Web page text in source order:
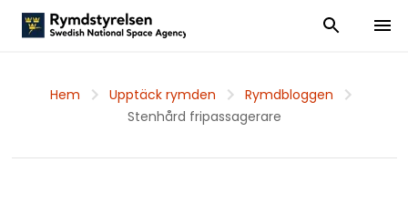
Visa och dölj
Visa
Hem Upptäck rymden
Rymdbloggen
Stenhård fripassagerare